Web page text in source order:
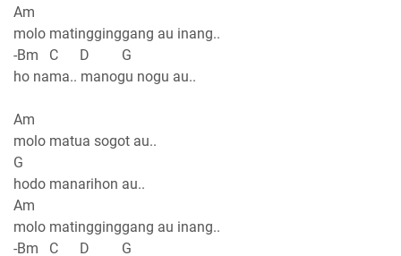
Am
molo matingginggang au inang..
-Bm C D G
ho nama.. manogu nogu au..
Am
molo matua sogot au..
G
hodo manarihon au..
Am
molo matingginggang au inang..
-Bm C D G